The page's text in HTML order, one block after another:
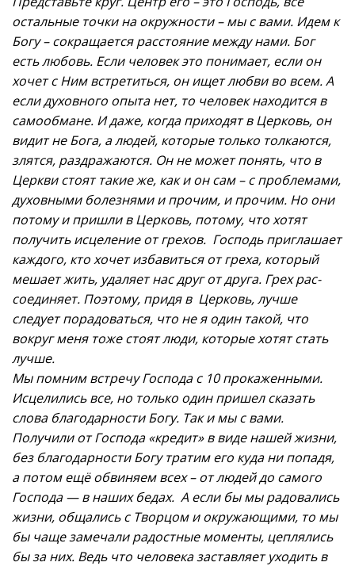
остальные точки на окружности – мы с вами. Идем к
Богу – сокращается расстояние между нами. Бог
есть любовь. Если человек это понимает, если он
хочет с Ним встретиться, он ищет любви во всем. А
если духовного опыта нет, то человек находится в
самообмане. И даже, когда приходят в Церковь, он
видит не Бога, а людей, которые только толкаются,
злятся, раздражаются. Он не может понять, что в
Церкви стоят такие же, как и он сам – с проблемами,
духовными болезнями и прочим, и прочим. Но они
потому и пришли в Церковь, потому, что хотят
получить исцеление от грехов. Господь приглашает
каждого, кто хочет избавиться от греха, который
мешает жить, удаляет нас друг от друга. Грех рас-
соединяет. Поэтому, придя в Церковь, лучше
следует порадоваться, что не я один такой, что
вокруг меня тоже стоят люди, которые хотят стать
лучше.
Мы помним встречу Господа с 10 прокаженными.
Исцелились все, но только один пришел сказать
слова благодарности Богу. Так и мы с вами.
Получили от Господа «кредит» в виде нашей жизни,
без благодарности Богу тратим его куда ни попадя,
а потом ещё обвиняем всех – от людей до самого
Господа — в наших бедах. А если бы мы радовались
жизни, общались с Творцом и окружающими, то мы
бы чаще замечали радостные моменты, цеплялись
бы за них. Ведь что человека заставляет уходить в